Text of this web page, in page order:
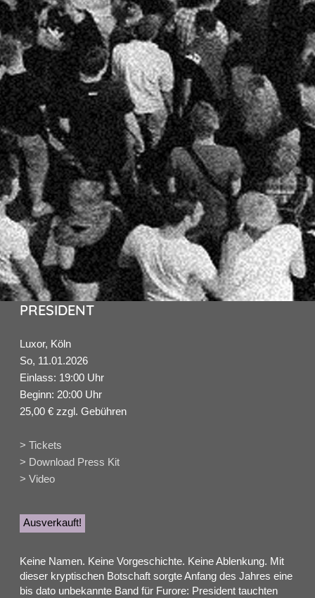
PRESIDENT
Luxor, Köln
So, 11.01.2026
Einlass: 19:00 Uhr
Beginn: 20:00 Uhr
25,00 € zzgl. Gebühren
> Tickets
> Download Press Kit
> Video
Ausverkauft!
Keine Namen. Keine Vorgeschichte. Keine Ablenkung. Mit
dieser kryptischen Botschaft sorgte Anfang des Jahres eine
bis dato unbekannte Band für Furore: President tauchten